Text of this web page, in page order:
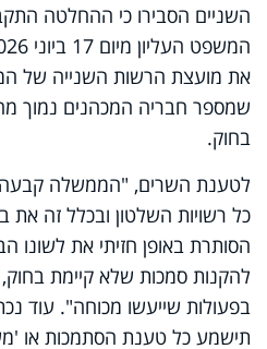
השניים הסבירו כי ההחלטה
את מועצת הרשות השנייה של
שמספר חבריה המכהנים נמוך
בחוק.
לטענת השרים, "הממשלה קבעה
כל רשויות השלטון ובכלל זה
הסותרת באופן חזיתי את לשונו
להקנות סמכות שלא קיימת
בפעולות שייעשו מכוחה". עוד
תישמע כל טענת הסתמכות או